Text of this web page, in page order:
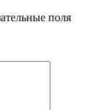
поля